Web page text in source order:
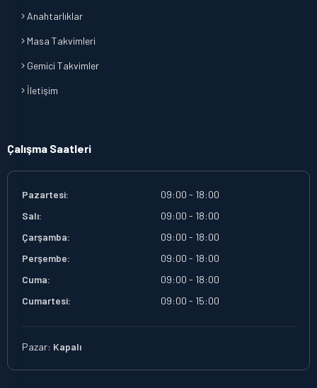
Anahtarlıklar
Masa Takvimleri
Gemici Takvimler
İletişim
Çalışma Saatleri
Pazartesi:
09:00 - 18:00
Salı:
09:00 - 18:00
Çarşamba:
09:00 - 18:00
Perşembe:
09:00 - 18:00
Cuma:
09:00 - 18:00
Cumartesi:
09:00 - 15:00
Pazar: Kapalı